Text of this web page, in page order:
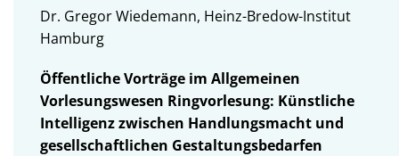
Dr. Gregor Wiedemann, Heinz-Bredow-Institut
Hamburg
Öffentliche Vorträge im Allgemeinen
Vorlesungswesen Ringvorlesung: Künstliche
Intelligenz zwischen Handlungsmacht und
gesellschaftlichen Gestaltungsbedarfen